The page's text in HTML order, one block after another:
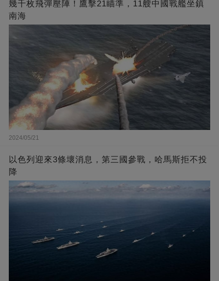
幾千枚飛彈壓陣！鷹擊21瞄準，11艘中國戰艦坐鎮
南海
2024/05/21
以色列迎來3條壞消息，第三國參戰，哈馬斯拒不投
降